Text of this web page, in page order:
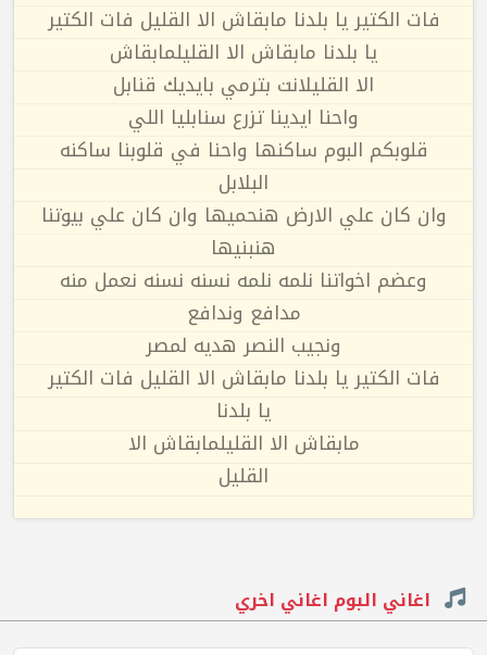
فات الكتير يا بلدنا مابقاش الا القليل فات الكتير
يا بلدنا مابقاش الا القليلمابقاش
الا القليلانت بترمي بايديك قنابل
واحنا ايدينا تزرع سنابليا اللي
قلوبكم البوم ساكنها واحنا في قلوبنا ساكنه
البلابل
وان كان علي الارض هنحميها وان كان علي بيوتنا
هنبنيها
وعضم اخواتنا نلمه نلمه نسنه نسنه نعمل منه
مدافع وندافع
ونجيب النصر هديه لمصر
فات الكتير يا بلدنا مابقاش الا القليل فات الكتير
يا بلدنا
مابقاش الا القليلمابقاش الا
القليل
اغاني البوم اغاني اخري